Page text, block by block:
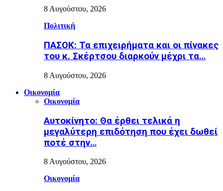
8 Αυγούστου, 2026
Πολιτική
ΠΑΣΟΚ: Τα επιχειρήματα και οι πίνακες
του κ. Σκέρτσου διαρκούν μέχρι τα…
8 Αυγούστου, 2026
Οικονομία
Οικονομία
Αυτοκίνητο: Θα έρθει τελικά η
μεγαλύτερη επιδότηση που έχει δωθεί
ποτέ στην…
8 Αυγούστου, 2026
Οικονομία